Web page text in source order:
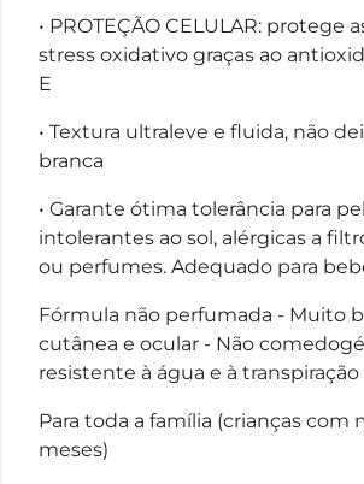
• PROTEÇÃO CELULAR: protege
stress oxidativo graças ao
E
• Textura ultraleve e fluida, não
branca
• Garante ótima tolerância para
intolerantes ao sol, alérgicas a
ou perfumes. Adequado para
Fórmula não perfumada - Muito
cutânea e ocular - Não
resistente à água e à transpiração
Para toda a família (crianças com
meses)